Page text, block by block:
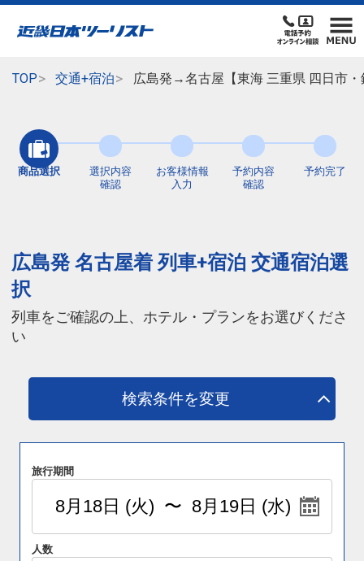
TOP 交通+宿泊 広島発→名古屋【東海 三重県 四日市
商品選択
選択内容
確認
お客様情報
入力
予約内容
確認
予約完了
広島発 名古屋着 列車+宿泊 交通宿泊選
択
列車をご確認の上、ホテル・プランをお選びくださ
い
検索条件を変更
旅行期間
人数